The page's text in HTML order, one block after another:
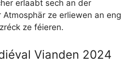
erlaabt sech an der
ze erliewen an eng
ze féieren.
Vianden 2024